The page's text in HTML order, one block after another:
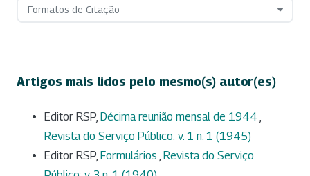
Formatos de Citação
Artigos mais lidos pelo mesmo(s) autor(es)
Editor RSP, Décima reunião mensal de 1944 ,
Revista do Serviço Público: v. 1 n. 1 (1945)
Editor RSP, Formulários , Revista do Serviço